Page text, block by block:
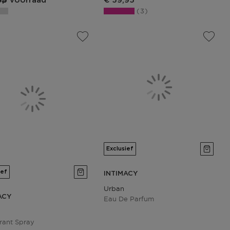
3
Spray
Exclusief
INTIMACY
Urban
Eau De Parfum